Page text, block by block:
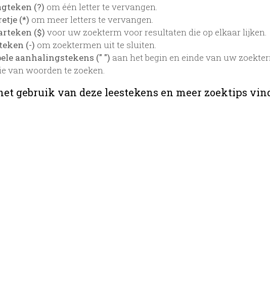
(?) om één letter te vervangen.
(*) om meer letters te vervangen.
($) voor uw zoekterm voor resultaten die op elkaar lijken.
(-) om zoektermen uit te sluiten.
aanhalingstekens (" ") aan het begin en einde van uw
van woorden te zoeken.
gebruik van deze leestekens en meer zoektips